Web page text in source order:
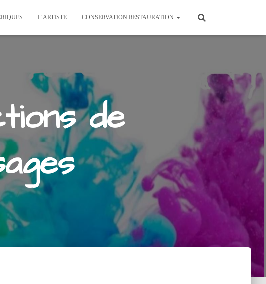
L’ARTISTE CONSERVATION RESTAURATION
de